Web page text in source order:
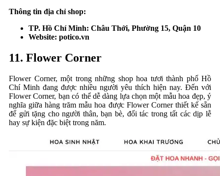
Thông tin địa chỉ shop:
TP. Hồ Chí Minh: Châu Thới, Phường 15, Quận 10
Website: potico.vn
11. Flower Corner
Flower Corner, một trong những shop hoa tươi thành phố Hồ
Chí Minh đang được nhiều người yêu thích hiện nay. Đến với
Flower Corner, bạn có thể dễ dàng lựa chọn một mẫu hoa đẹp, ý
nghĩa giữa hàng trăm mẫu hoa được Flower Corner thiết kế sẵn
để gửi tặng cho người thân, bạn bè, đối tác trong tất các dịp lễ
hay sự kiện đặc biệt trong năm.